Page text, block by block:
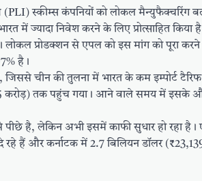
(PLI) स्कीम्स कंपनियों को लोकल मैन्युफैक्चरिंग
में ज्यादा निवेश करने के लिए प्रोत्साहित किया
प्रोडक्शन से एपल को इस मांग को पूरा करने
है।
चीन की तुलना में भारत के कम इम्पोर्ट टैरिफ
करोड़) तक पहुंच गया। आने वाले समय में इसके
पीछे है, लेकिन अभी इसमें काफी सुधार हो रहा
दे रहे हैं और कर्नाटक में 2.7 बिलियन डॉलर